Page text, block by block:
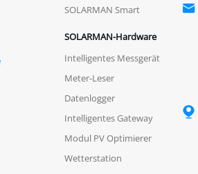
SOLARMAN Smart
SOLARMAN-Hardware
Intelligentes Messgerät
Meter-Leser
Datenlogger
Intelligentes Gateway
Modul PV Optimierer
Wetterstation

